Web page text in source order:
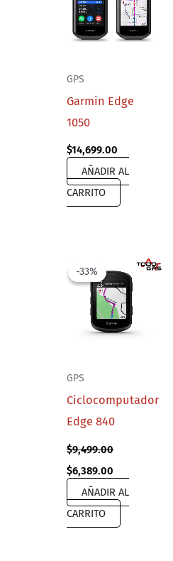
GPS
Garmin Edge
1050
$14,699.00
AÑADIR AL
CARRITO
-33%
-33%
GPS
Ciclocomputador
Edge 840
$9,499.00
Original
price
was:
$9,499.00.
$6,389.00
price
is:
$6,389.00.
AÑADIR AL
CARRITO